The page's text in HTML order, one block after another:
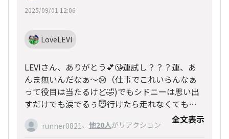
2025/09/01 12:06
LoveLEVI
LEVIさん、ありがとう💕😘運試し？？？運、あ
んま無いんだなぁ～😢（仕事でこれいらんなぁ
って役目は当たるけど🤣)でもシドニーは思い出
すだけでも涙でるぅ😇行けたら走れなくても最
高だっ！
runner0821 、 他20人がリアクション 全文表示